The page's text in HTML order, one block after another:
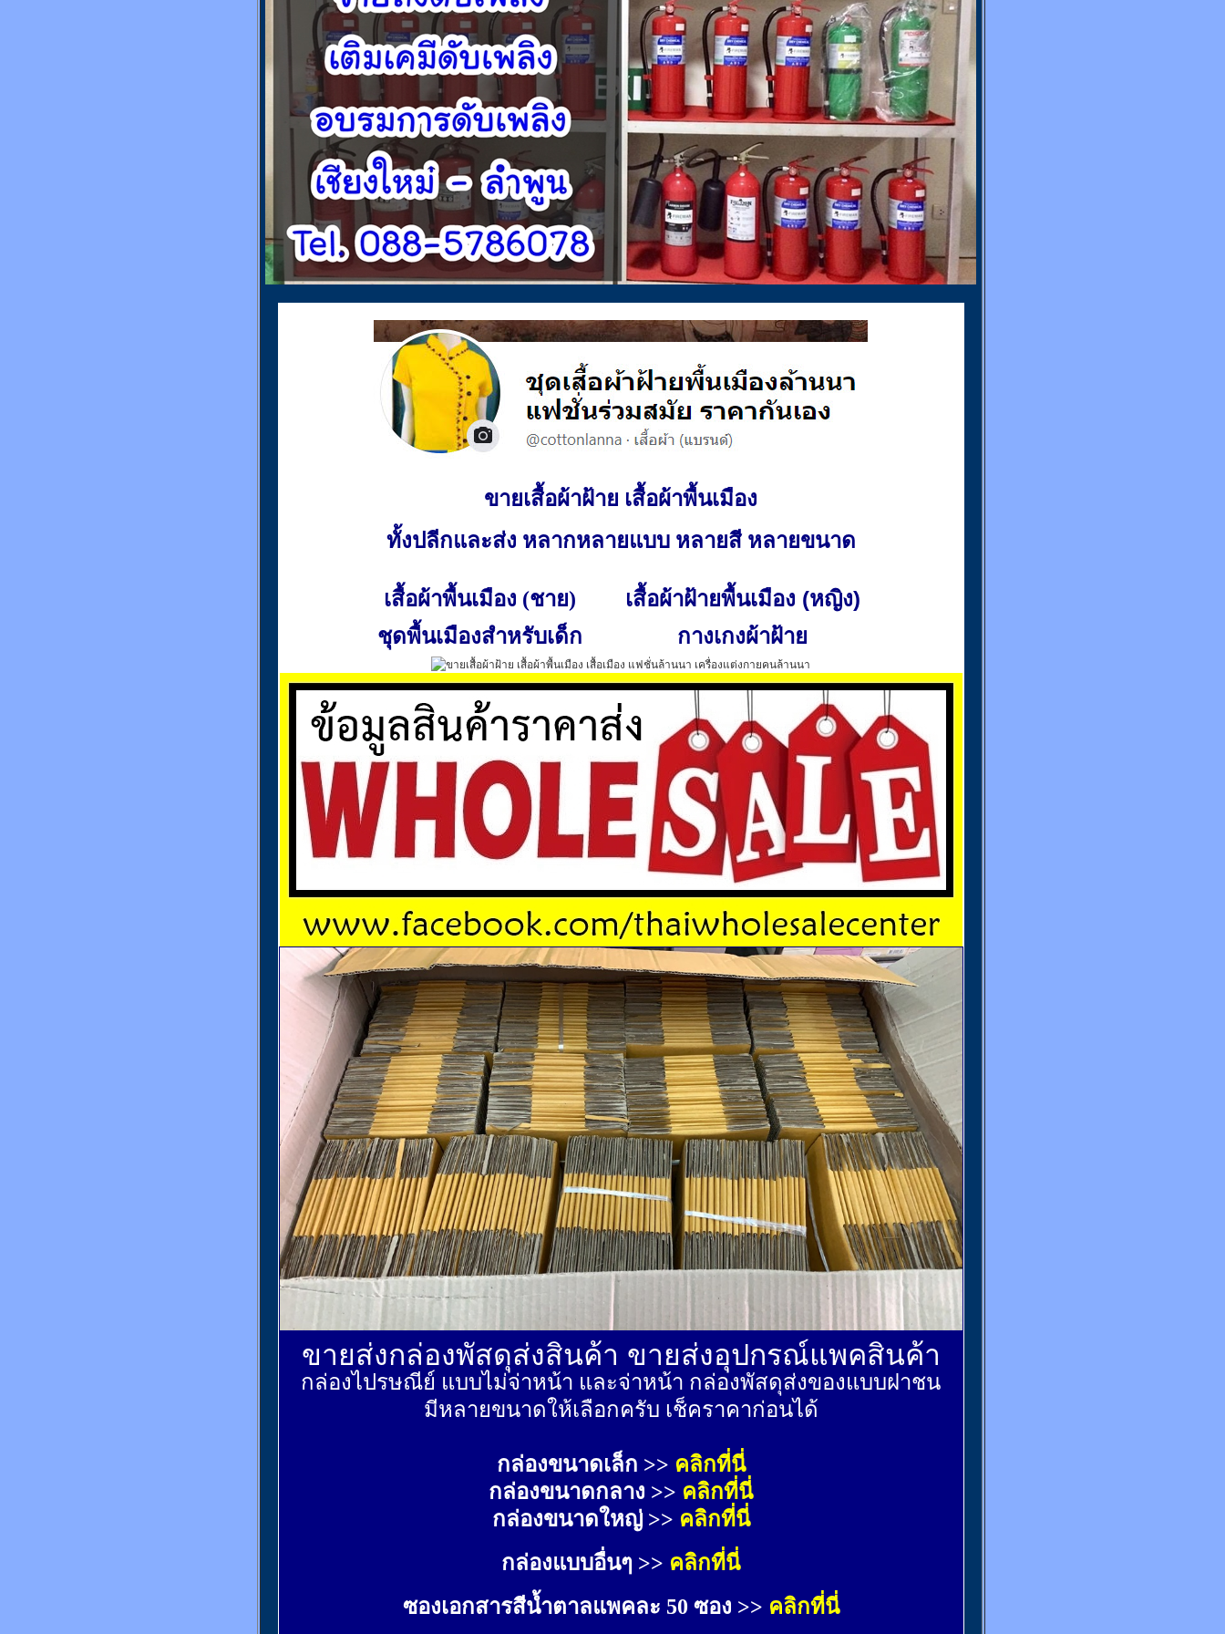
ขายเสื้อผ้าฝ้าย เสื้อผ้าพื้นเมือง
ทั้งปลีกและส่ง หลากหลายแบบ หลายสี หลายขนาด
เสื้อผ้าพื้นเมือง (ชาย)
เสื้อผ้าฝ้ายพื้นเมือง (หญิง)
ชุดพื้นเมืองสำหรับเด็ก
กางเกงผ้าฝ้าย
ขายส่งกล่องพัสดุส่งสินค้า ขายส่งอุปกรณ์แพคสินค้า
กล่องไปรษณีย์ แบบไม่จ่าหน้า และจ่าหน้า กล่องพัสดุส่งของแบบฝาชน
มีหลายขนาดให้เลือกครับ เช็คราคาก่อนได้
กล่องขนาดเล็ก >> คลิกที่นี่
กล่องขนาดกลาง >> คลิกที่นี่
กล่องขนาดใหญ่ >> คลิกที่นี่
กล่องแบบอื่นๆ >> คลิกที่นี่
ซองเอกสารสีน้ำตาลแพคละ 50 ซอง >> คลิกที่นี่